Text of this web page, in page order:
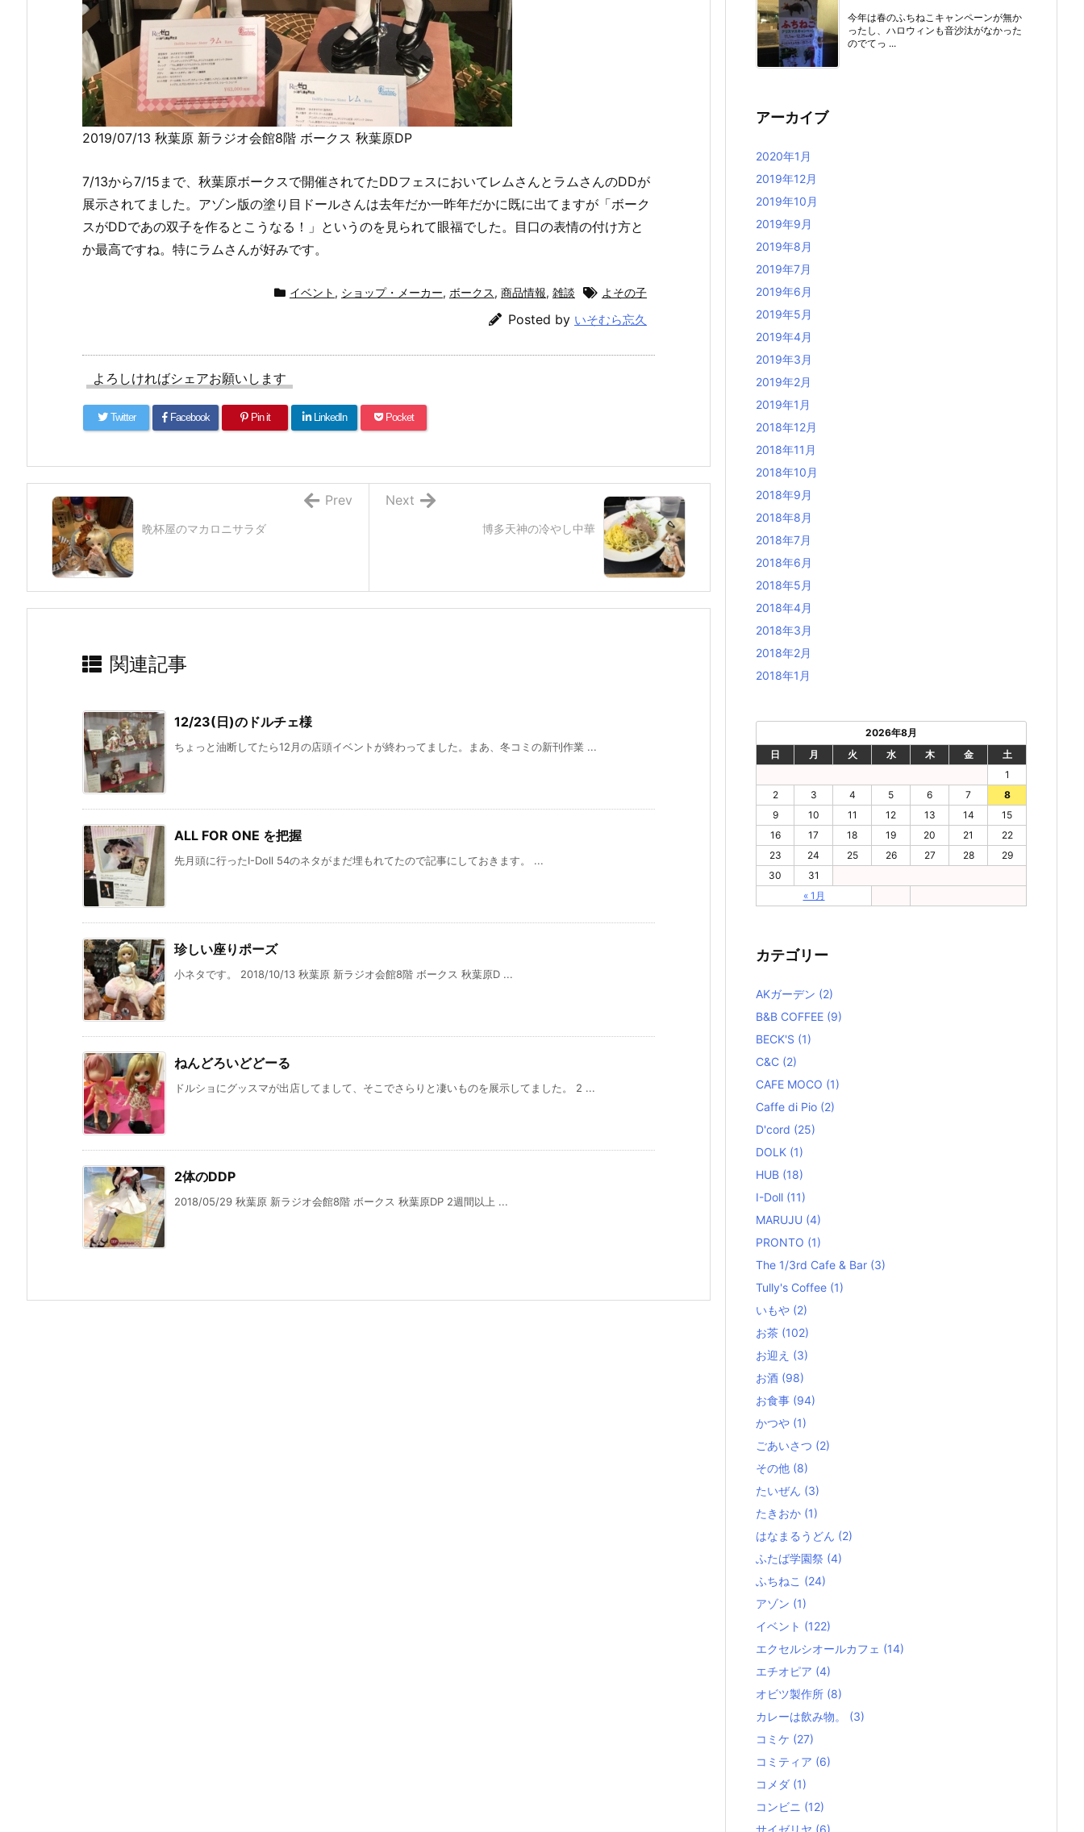
2019/07/13 秋葉原 新ラジオ会館8階 ボークス 秋葉原DP
7/13から7/15まで、秋葉原ボークスで開催されてたDDフェスにおいてレムさんとラムさんのDDが
展示されてました。アゾン版の塗り目ドールさんは去年だか一昨年だかに既に出てますが「ボーク
スがDDであの双子を作るとこうなる！」というのを見られて眼福でした。目口の表情の付け方と
か最高ですね。特にラムさんが好みです。
イベント , ショップ・メーカー, ボークス, 商品情報, 雑談 よその子
Posted by いそむら忘久
よろしければシェアお願いします
Twitter Facebook Pin it LinkedIn Pocket
博多天神の冷やし中華
Next
晩杯屋のマカロニサラダ
Prev
関連記事
12/23(日)のドルチェ様
ちょっと油断してたら12月の店頭イベントが終わってました。まあ、冬コミの新刊作業 ...
ALL FOR ONE を把握
先月頭に行ったI-Doll 54のネタがまだ埋もれてたので記事にしておきます。 ...
珍しい座りポーズ
小ネタです。 2018/10/13 秋葉原 新ラジオ会館8階 ボークス 秋葉原D ...
ねんどろいどどーる
ドルショにグッスマが出店してまして、そこでさらりと凄いものを展示してました。 2 ...
2体のDDP
2018/05/29 秋葉原 新ラジオ会館8階 ボークス 秋葉原DP 2週間以上 ...
今年は春のふちねこキャンペーンが無か
ったし、ハロウィンも音沙汰がなかった
のでてっ ...
アーカイブ
2020年1月
2019年12月
2019年10月
2019年9月
2019年8月
2019年7月
2019年6月
2019年5月
2019年4月
2019年3月
2019年2月
2019年1月
2018年12月
2018年11月
2018年10月
2018年9月
2018年8月
2018年7月
2018年6月
2018年5月
2018年4月
2018年3月
2018年2月
2018年1月
2026年8月
日
月 火 水 木 金 土
« 1月
1
2
3 4 5 6 7
8
9
10 11 12 13 14
15
16
17 18 19 20 21
22
23
24 25 26 27 28
29
30
31
カテゴリー
AKガーデン (2)
B&B COFFEE (9)
BECK'S (1)
C&C (2)
CAFE MOCO (1)
Caffe di Pio (2)
D'cord (25)
DOLK (1)
HUB (18)
I-Doll (11)
MARUJU (4)
PRONTO (1)
The 1/3rd Cafe & Bar (3)
Tully's Coffee (1)
いもや (2)
お茶 (102)
お迎え (3)
お酒 (98)
お食事 (94)
かつや (1)
ごあいさつ (2)
その他 (8)
たいぜん (3)
たきおか (1)
はなまるうどん (2)
ふたば学園祭 (4)
ふちねこ (24)
アゾン (1)
イベント (122)
エクセルシオールカフェ (14)
エチオピア (4)
オビツ製作所 (8)
カレーは飲み物。 (3)
コミケ (27)
コミティア (6)
コメダ (1)
コンビニ (12)
サイゼリヤ (6)